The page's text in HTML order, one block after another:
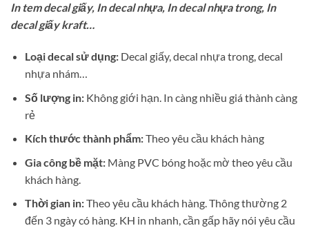
In tem decal giấy, In decal nhựa, In decal nhựa trong, In
decal giấy kraft…
Loại decal sử dụng:Decal giấy, decal nhựa trong, decal
nhựa nhám…
Số lượng in:Không giới hạn. In càng nhiều giá thành càng
rẻ
Kích thước thành phẩm:Theo yêu cầu khách hàng
Gia công bề mặt:Màng PVC bóng hoặc mờ theo yêu cầu
khách hàng.
Thời gian in:Theo yêu cầu khách hàng. Thông thường 2
đến 3 ngày có hàng. KH in nhanh, cần gấp hãy nói yêu cầu